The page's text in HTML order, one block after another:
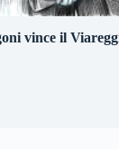
vince il